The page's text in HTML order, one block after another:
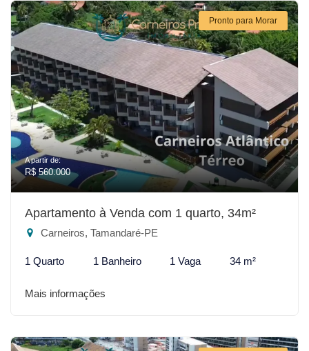
Pronto para Morar
A partir de:
R$ 560.000
Apartamento à Venda com 1 quarto, 34m²
Carneiros, Tamandaré-PE
1 Quarto 1 Banheiro 1 Vaga 34 m²
Mais informações